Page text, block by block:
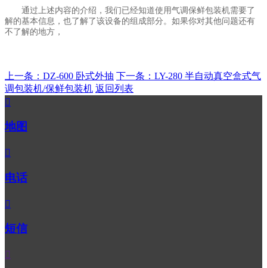
通过上述内容的介绍，我们已经知道使用气调保鲜包装机需要了
解的基本信息，也了解了该设备的组成部分。如果你对其他问题还有
不了解的地方，
上一条：DZ-600 卧式外抽 下一条：LY-280 半自动真空盒式气
调包装机/保鲜包装机 返回列表

地图

电话

短信
